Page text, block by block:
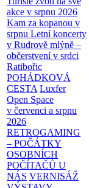
akce v srpnu 2026
Kam za kopanou v
srpnu Letní koncerty
v Rudrově mlýně –
občerstvení v srdci
Ratibořic
POHÁDKOVÁ
CESTA Luxfer
Open Space
v červenci a srpnu
2026
RETROGAMING
– POČÁTKY
OSOBNÍCH
POČÍTAČŮ U
NÁS VERNISÁŽ